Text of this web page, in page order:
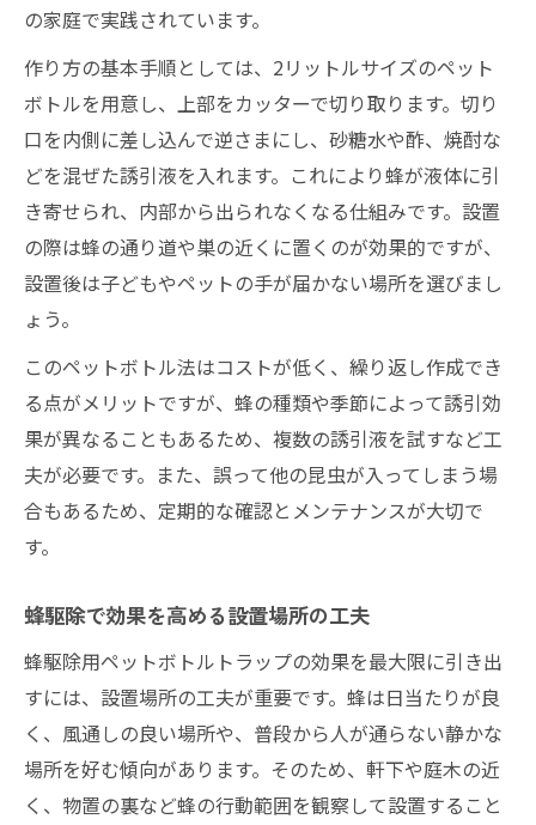
の家庭で実践されています。
作り方の基本手順としては、2リットルサイズのペット
ボトルを用意し、上部をカッターで切り取ります。切り
口を内側に差し込んで逆さまにし、砂糖水や酢、焼酎な
どを混ぜた誘引液を入れます。これにより蜂が液体に引
き寄せられ、内部から出られなくなる仕組みです。設置
の際は蜂の通り道や巣の近くに置くのが効果的ですが、
設置後は子どもやペットの手が届かない場所を選びまし
ょう。
このペットボトル法はコストが低く、繰り返し作成でき
る点がメリットですが、蜂の種類や季節によって誘引効
果が異なることもあるため、複数の誘引液を試すなど工
夫が必要です。また、誤って他の昆虫が入ってしまう場
合もあるため、定期的な確認とメンテナンスが大切で
す。
蜂駆除で効果を高める設置場所の工夫
蜂駆除用ペットボトルトラップの効果を最大限に引き出
すには、設置場所の工夫が重要です。蜂は日当たりが良
く、風通しの良い場所や、普段から人が通らない静かな
場所を好む傾向があります。そのため、軒下や庭木の近
く、物置の裏など蜂の行動範囲を観察して設置すること